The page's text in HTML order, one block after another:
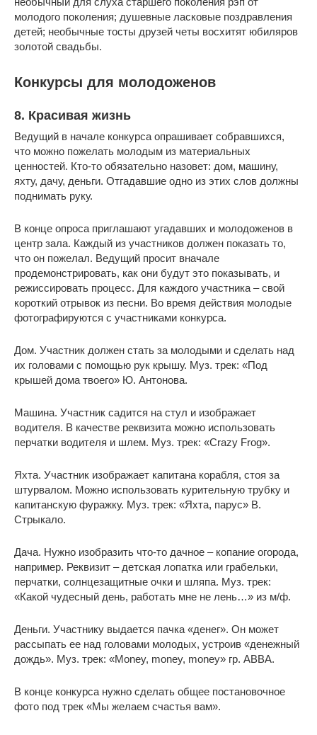
молодого поколения; душевные ласковые поздравления
детей; необычные тосты друзей четы восхитят юбиляров
золотой свадьбы.
Конкурсы для молодоженов
8. Красивая жизнь
Ведущий в начале конкурса опрашивает собравшихся,
что можно пожелать молодым из материальных
ценностей. Кто-то обязательно назовет: дом, машину,
яхту, дачу, деньги. Отгадавшие одно из этих слов должны
поднимать руку.
В конце опроса приглашают угадавших и молодоженов в
центр зала. Каждый из участников должен показать то,
что он пожелал. Ведущий просит вначале
продемонстрировать, как они будут это показывать, и
режиссировать процесс. Для каждого участника – свой
короткий отрывок из песни. Во время действия молодые
фотографируются с участниками конкурса.
Дом. Участник должен стать за молодыми и сделать над
их головами с помощью рук крышу. Муз. трек: «Под
крышей дома твоего» Ю. Антонова.
Машина. Участник садится на стул и изображает
водителя. В качестве реквизита можно использовать
перчатки водителя и шлем. Муз. трек: «Crazy Frog».
Яхта. Участник изображает капитана корабля, стоя за
штурвалом. Можно использовать курительную трубку и
капитанскую фуражку. Муз. трек: «Яхта, парус» В.
Стрыкало.
Дача. Нужно изобразить что-то дачное – копание огорода,
например. Реквизит – детская лопатка или грабельки,
перчатки, солнцезащитные очки и шляпа. Муз. трек:
«Какой чудесный день, работать мне не лень…» из м/ф.
Деньги. Участнику выдается пачка «денег». Он может
рассыпать ее над головами молодых, устроив «денежный
дождь». Муз. трек: «Money, money, money» гр. ABBA.
В конце конкурса нужно сделать общее постановочное
фото под трек «Мы желаем счастья вам».